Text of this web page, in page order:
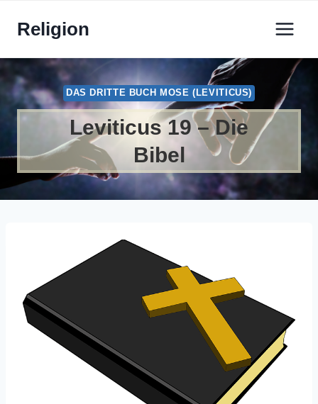
InhaltReligion
DAS DRITTE BUCH MOSE (LEVITICUS)
Leviticus 19 – Die
Bibel